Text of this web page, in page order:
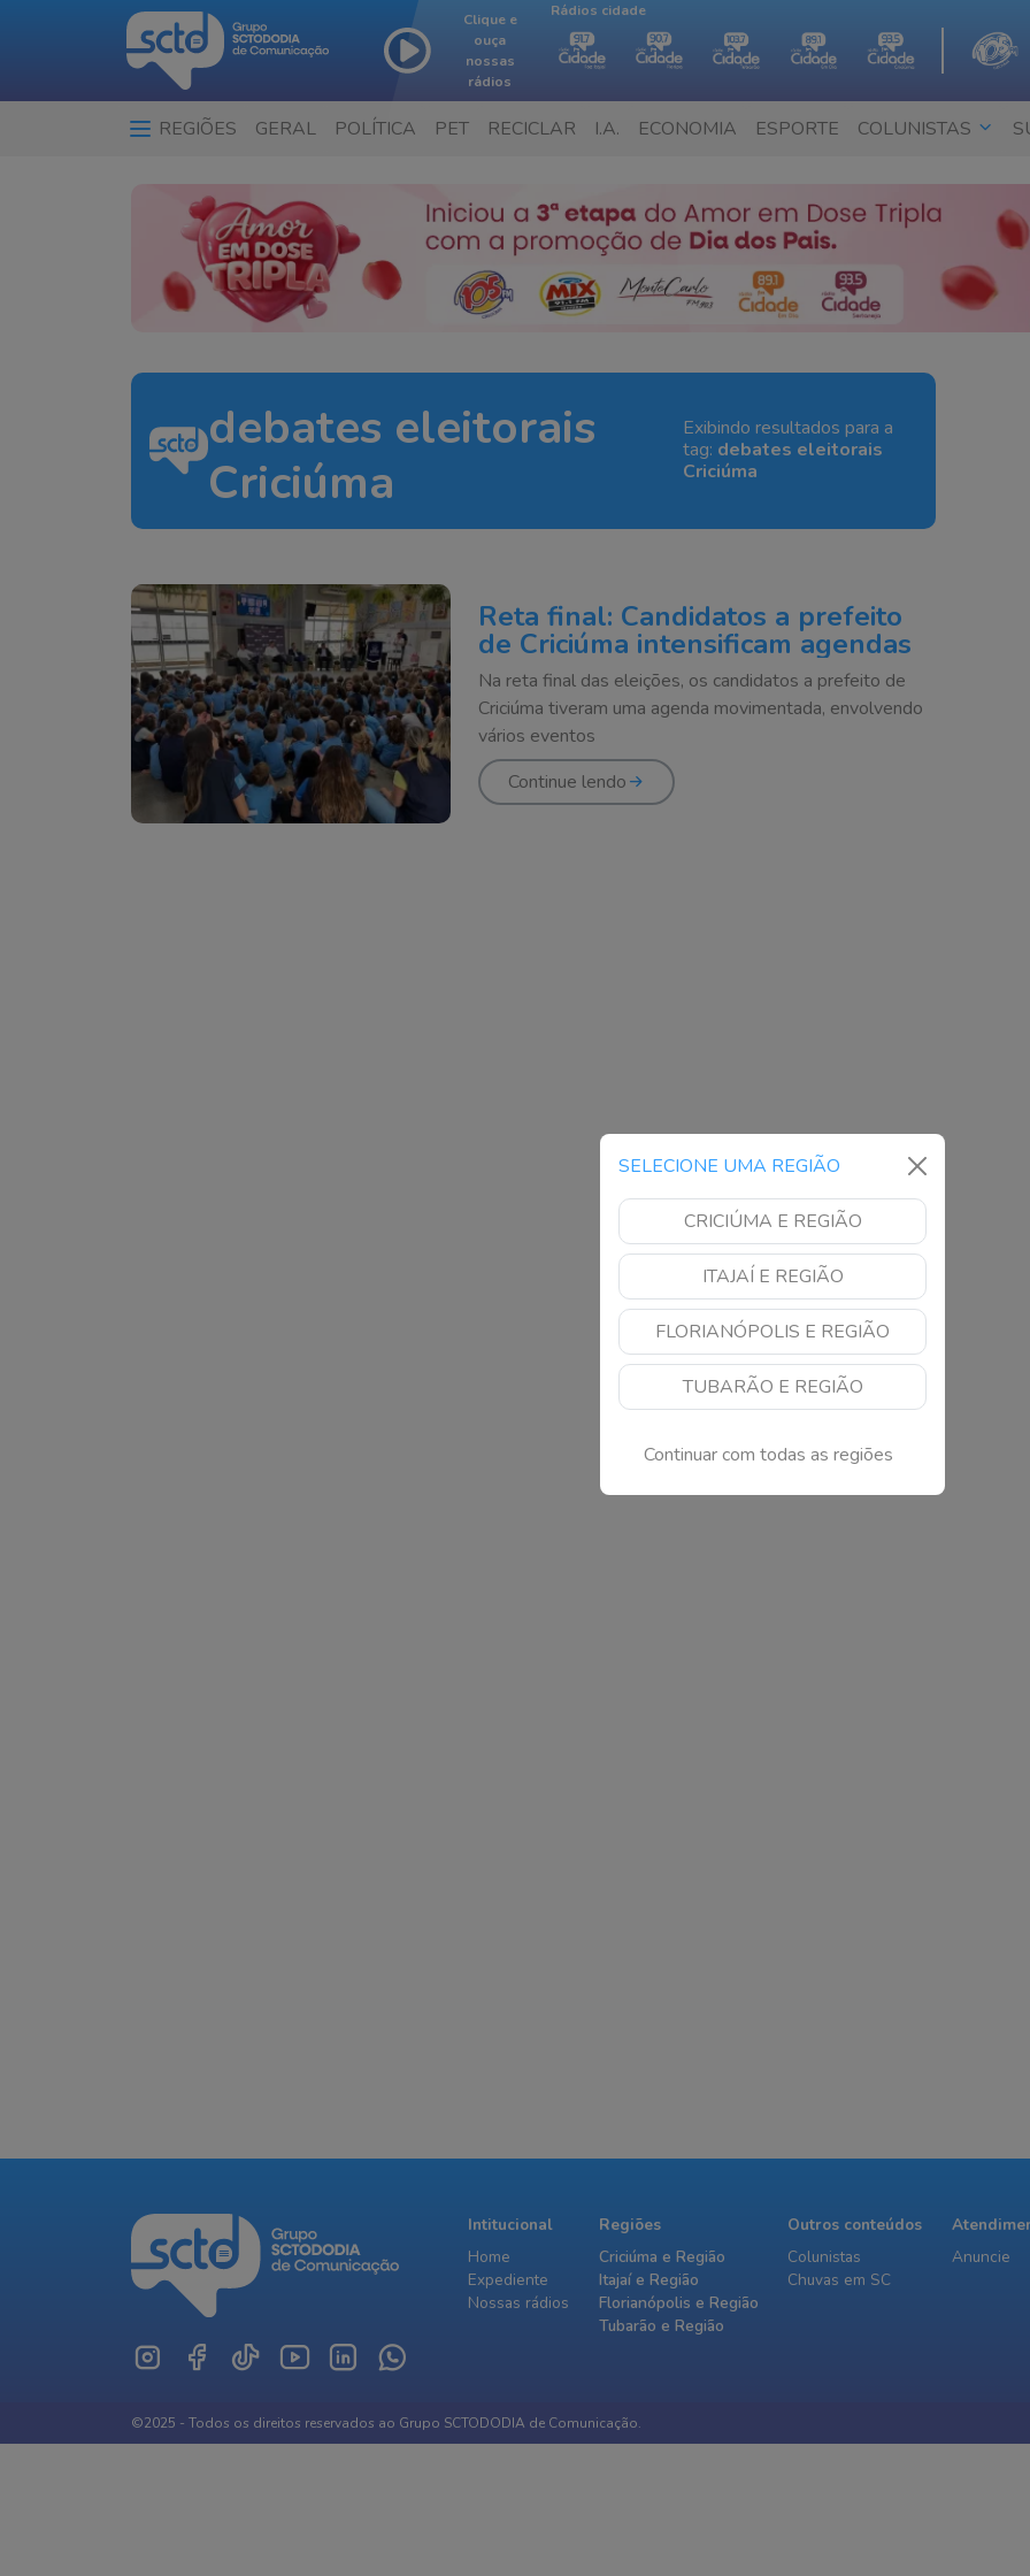
Clique e
ouça
nossas
rádios
Rádios cidade
REGIÕES GERAL POLÍTICA PET RECICLAR I.A. ECONOMIA ESPORTE COLUNISTAS
SELECIONE UMA REGIÃO
CRICIÚMA E REGIÃO
ITAJAÍ E REGIÃO
FLORIANÓPOLIS E REGIÃO
TUBARÃO E REGIÃO
Continuar com todas as regiões
debates eleitorais
Criciúma
Exibindo resultados para a
tag: debates eleitorais
Criciúma
Reta final: Candidatos a prefeito
de Criciúma intensificam agendas
Na reta final das eleições, os candidatos a prefeito de
Criciúma tiveram uma agenda movimentada, envolvendo
vários eventos
Continue lendo
Intitucional
Home
Expediente
Nossas rádios
Regiões
Criciúma e Região
Itajaí e Região
Florianópolis e Região
Tubarão e Região
Outros conteúdos
Colunistas
Chuvas em SC
Anuncie
©2025 - Todos os direitos reservados ao Grupo SCTODODIA de Comunicação.